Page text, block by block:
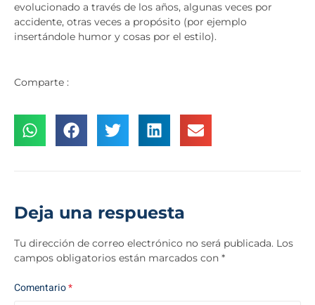
evolucionado a través de los años, algunas veces por
accidente, otras veces a propósito (por ejemplo
insertándole humor y cosas por el estilo).
Comparte :
Deja una respuesta
Tu dirección de correo electrónico no será publicada. Los
campos obligatorios están marcados con *
Comentario*